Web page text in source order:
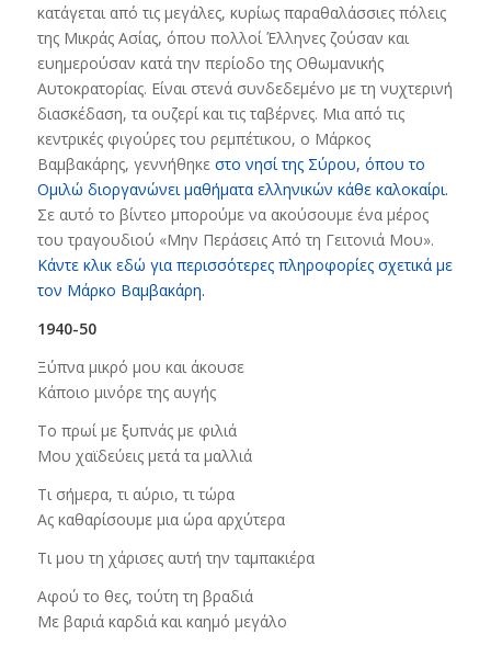
κατάγεται από τις μεγάλες, κυρίως παραθαλάσσιες πόλεις
της Μικράς Ασίας, όπου πολλοί Έλληνες ζούσαν και
ευημερούσαν κατά την περίοδο της Οθωμανικής
Αυτοκρατορίας. Είναι στενά συνδεδεμένο με τη νυχτερινή
διασκέδαση, τα ουζερί και τις ταβέρνες. Μια από τις
κεντρικές φιγούρες του ρεμπέτικου, ο Μάρκος
Βαμβακάρης, γεννήθηκε στο νησί της Σύρου, όπου το
Ομιλώ διοργανώνει μαθήματα ελληνικών κάθε καλοκαίρι.
Σε αυτό το βίντεο μπορούμε να ακούσουμε ένα μέρος
του τραγουδιού «Μην Περάσεις Από τη Γειτονιά Μου».
Κάντε κλικ εδώ για περισσότερες πληροφορίες σχετικά με
τον Μάρκο Βαμβακάρη.
1940-50
Ξύπνα μικρό μου και άκουσε
Κάποιο μινόρε της αυγής
Το πρωί με ξυπνάς με φιλιά
Μου χαϊδεύεις μετά τα μαλλιά
Τι σήμερα, τι αύριο, τι τώρα
Ας καθαρίσουμε μια ώρα αρχύτερα
Τι μου τη χάρισες αυτή την ταμπακιέρα
Αφού το θες, τούτη τη βραδιά
Με βαριά καρδιά και καημό μεγάλο